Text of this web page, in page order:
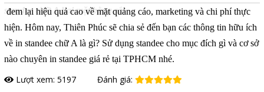
standee chữ A hai mặt bằng sắt
đem lại hiệu quả cao về mặt quảng cáo, marketing và chi phí thực
hiện. Hôm nay, Thiên Phúc sẽ chia sẻ đến bạn các thông tin hữu ích
về in standee chữ A là gì? Sử dụng standee cho mục đích gì và cơ sở
nào chuyên in standee giá rẻ tại TPHCM nhé.
Lượt xem: 5197 Đánh giá: